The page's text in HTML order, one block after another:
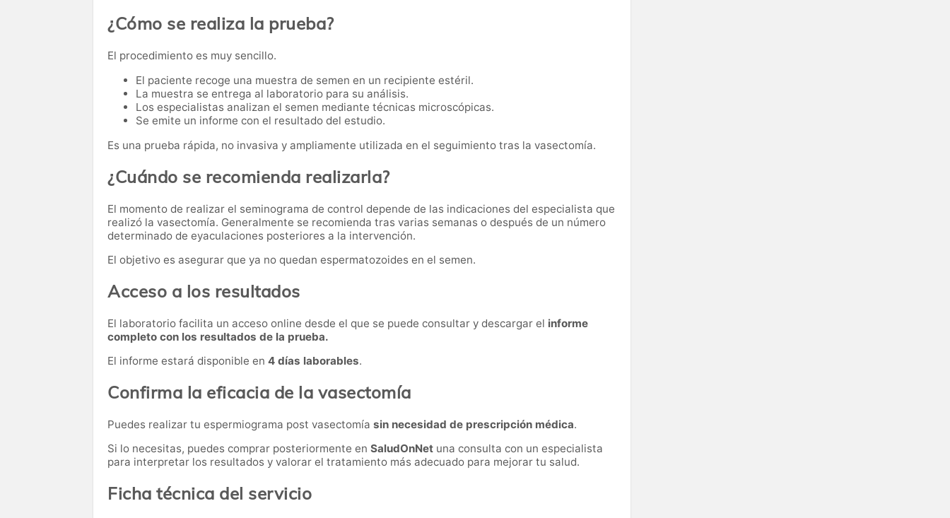
¿Cómo se realiza la prueba?
El procedimiento es muy sencillo.
El paciente recoge una muestra de semen en un recipiente estéril.
La muestra se entrega al laboratorio para su análisis.
Los especialistas analizan el semen mediante técnicas microscópicas.
Se emite un informe con el resultado del estudio.
Es una prueba rápida, no invasiva y ampliamente utilizada en el seguimiento tras la vasectomía.
¿Cuándo se recomienda realizarla?
El momento de realizar el seminograma de control depende de las indicaciones del especialista que
realizó la vasectomía. Generalmente se recomienda tras varias semanas o después de un número
determinado de eyaculaciones posteriores a la intervención.
El objetivo es asegurar que ya no quedan espermatozoides en el semen.
Acceso a los resultados
El laboratorio facilita un acceso online desde el que se puede consultar y descargar el informe
completo con los resultados de la prueba.
El informe estará disponible en 4 días laborables.
Confirma la eficacia de la vasectomía
Puedes realizar tu espermiograma post vasectomía sin necesidad de prescripción médica.
Si lo necesitas, puedes comprar posteriormente en SaludOnNet una consulta con un especialista
para interpretar los resultados y valorar el tratamiento más adecuado para mejorar tu salud.
Ficha técnica del servicio